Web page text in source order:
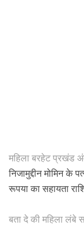
महिला बरहेट प्रखंड
निजामुद्दीन मोमिन के
रूपया का सहायता
बता दे की महिला लंबे